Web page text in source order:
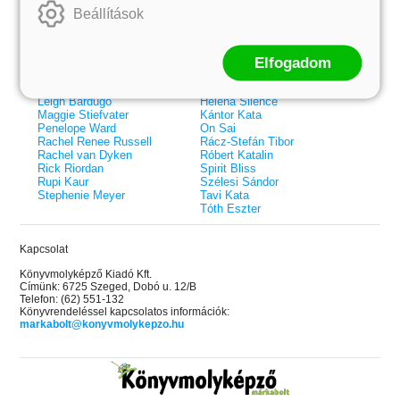
21.
Grace and Glory - Kegyelem és
dicsőség (Az Előhírnök-trilógia
Különleges éldekorált kiadás!
Colleen Hoover
Elle Kennedy
Leigh Bardugo
Maggie Stiefvater
Penelope Ward
Rachel Renee Russell
Rachel van Dyken
Rick Riordan
Rupi Kaur
Stephenie Meyer
Cselenyák Imre
Csukás István
Ecsédi Orsolya
Helena Silence
Kántor Kata
On Sai
Rácz-Stefán Tibor
Róbert Katalin
Spirit Bliss
Szélesi Sándor
Tavi Kata
Tóth Eszter
Kapcsolat
Könyvmolyképző Kiadó Kft.
Címünk: 6725 Szeged, Dobó u. 12/B
Telefon: (62) 551-132
Könyvrendeléssel kapcsolatos információk:
markabolt@konyvmolykepzo.hu
Beállítások
Elfogadom